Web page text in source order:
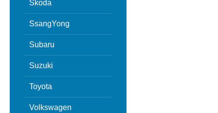
Skoda
SsangYong
Subaru
Suzuki
Toyota
Volkswagen